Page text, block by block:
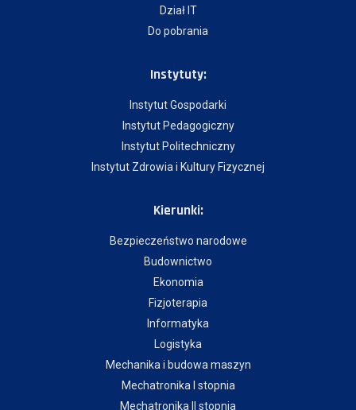
Dział IT
Do pobrania
Instytuty:
Instytut Gospodarki
Instytut Pedagogiczny
Instytut Politechniczny
Instytut Zdrowia i Kultury Fizycznej
Kierunki:
Bezpieczeństwo narodowe
Budownictwo
Ekonomia
Fizjoterapia
Informatyka
Logistyka
Mechanika i budowa maszyn
Mechatronika I stopnia
Mechatronika II stopnia